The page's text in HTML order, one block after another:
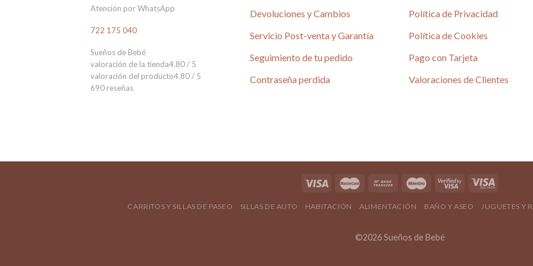
pueden
en
de
página
Atención por WhatsApp
722 175 040
Sueños de Bebé
valoración de la tienda4.80 / 5
valoración del producto4.80 / 5
690 reseñas
Devoluciones y Cambios
Servicio Post-venta y Garantía
Seguimiento de tu pedido
Contraseña perdida
Política de Privacidad
Política de Cookies
Pago con Tarjeta
Valoraciones de Clientes
CARRITOS Y SILLAS DE PASEO SILLAS DE AUTO HABITACIÓN ALIMENTACIÓN BAÑO Y ASEO JUGUETES Y
©2026 Sueños de Bebé